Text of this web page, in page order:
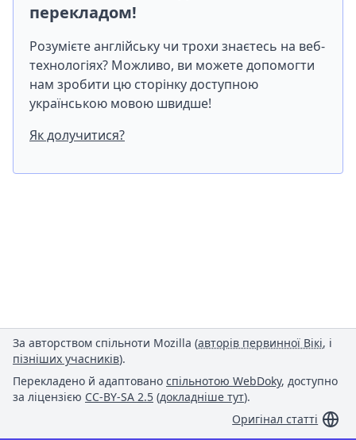
перекладом!
Розумієте англійську чи трохи знаєтесь на веб-
технологіях? Можливо, ви можете допомогти
нам зробити цю сторінку доступною
українською мовою швидше!
Як долучитися?
За авторством спільноти Mozilla (авторів первинної Вікі, і
пізніших учасників).
Перекладено й адаптовано спільнотою WebDoky, доступно
за ліцензією CC-BY-SA 2.5 (докладніше тут).
Оригінал статті